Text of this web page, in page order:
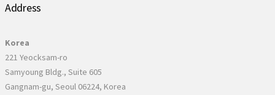
Address
Korea
221 Yeocksam-ro
Samyoung Bldg., Suite 605
Gangnam-gu, Seoul 06224, Korea